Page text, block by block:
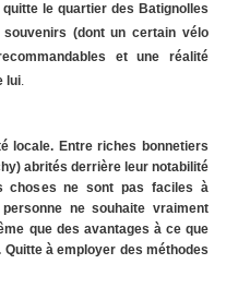
quitte le quartier des Batignolles
(dont un certain vélo
et une réalité
lui.
locale. Entre riches bonnetiers
abrités derrière leur notabilité
choses ne sont pas faciles à
ne souhaite vraiment
que des avantages à ce que
à employer des méthodes